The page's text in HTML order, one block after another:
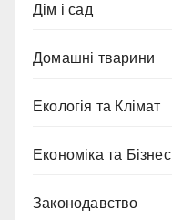
Дім і сад
Домашні тварини
Екологія та Клімат
Економіка та Бізнес
Законодавство